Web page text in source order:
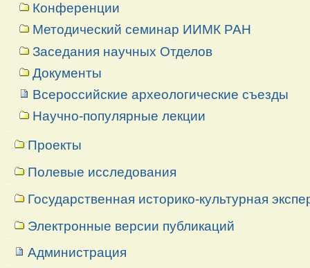
Конференции
Методический семинар ИИМК РАН
Заседания научных Отделов
Документы
Всероссийские археологические съезды
Научно-популярные лекции
Проекты
Полевые исследования
Государственная историко-культурная
Электронные версии публикаций
Администрация